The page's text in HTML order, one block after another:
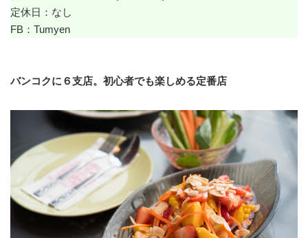
定休日：なし
FB： Tumyen
バンコクに６支店。初心者でも楽しめる定番店